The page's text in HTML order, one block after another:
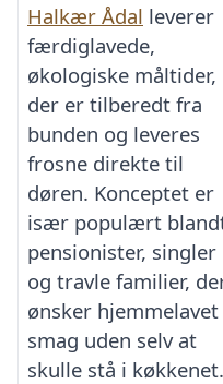
Halkær Ådal leverer
færdiglavede,
økologiske måltider,
der er tilberedt fra
bunden og leveres
frosne direkte til
døren. Konceptet er
især populært
pensionister, singler
og travle familier,
ønsker hjemmelavet
smag uden selv at
skulle stå i køkkenet.